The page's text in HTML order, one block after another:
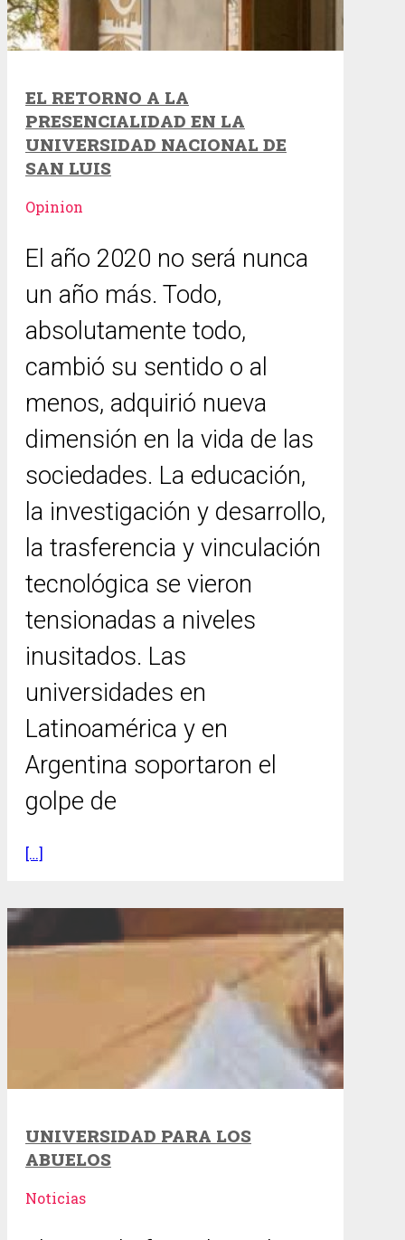
EL RETORNO A LA
PRESENCIALIDAD EN LA
UNIVERSIDAD NACIONAL DE
SAN LUIS
Opinion
El año 2020 no será nunca
un año más. Todo,
absolutamente todo,
cambió su sentido o al
menos, adquirió nueva
dimensión en la vida de las
sociedades. La educación,
la investigación y desarrollo,
la trasferencia y vinculación
tecnológica se vieron
tensionadas a niveles
inusitados. Las
universidades en
Latinoamérica y en
Argentina soportaron el
golpe de
[…]
UNIVERSIDAD PARA LOS
ABUELOS
Noticias